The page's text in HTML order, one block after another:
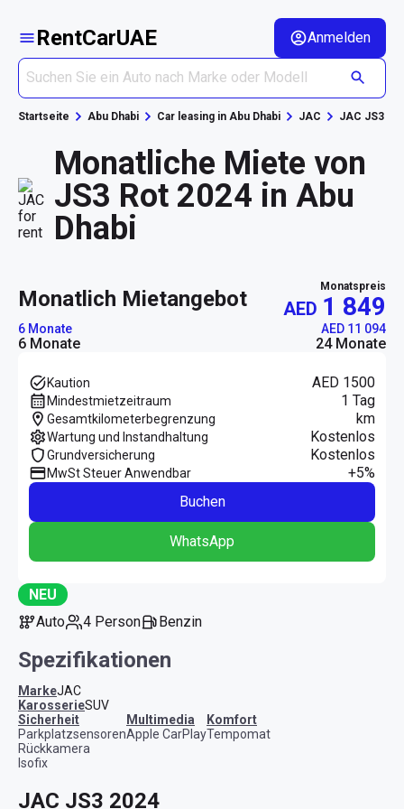
RentCarUAE Anmelden
Startseite Abu Dhabi Car leasing in Abu Dhabi JAC JAC JS3
Monatliche Miete von
JS3 Rot 2024 in Abu
Dhabi
monatlich Mietangebot Monatspreis
AED 1 849
6 Monate AED 11 094
6 Monate 24 Monate
Kaution AED 1500
Mindestmietzeitraum 1 Tag
Gesamtkilometerbegrenzung km
Wartung und Instandhaltung Kostenlos
Grundversicherung Kostenlos
MwSt Steuer Anwendbar
+5%
Buchen
WhatsApp
NEU
Auto
4 Person Benzin
Spezifikationen
MarkeJAC
KarosserieSUV
Sicherheit
Parkplatzsensoren
Rückkamera
Isofix
Multimedia
Apple CarPlay
Komfort
Tempomat
JAC JS3 2024